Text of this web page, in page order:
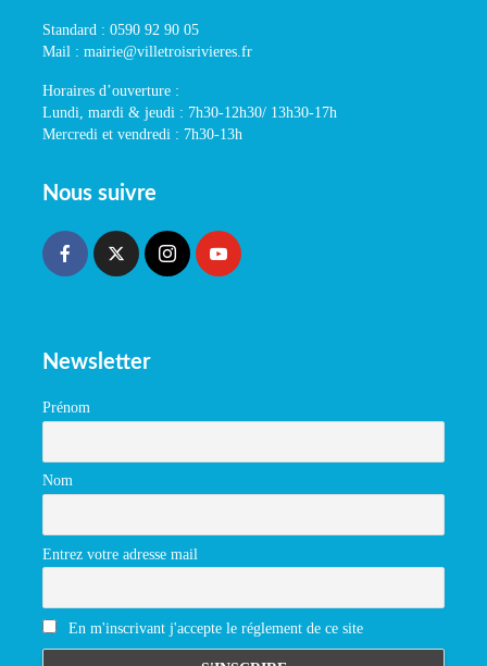
Standard : 0590 92 90 05
Mail : mairie@villetroisrivieres.fr
Horaires d’ouverture :
Lundi, mardi & jeudi : 7h30-12h30/ 13h30-17h
Mercredi et vendredi : 7h30-13h
Nous suivre
Newsletter
Prénom
Nom
Entrez votre adresse mail
En m'inscrivant j'accepte le réglement de ce site